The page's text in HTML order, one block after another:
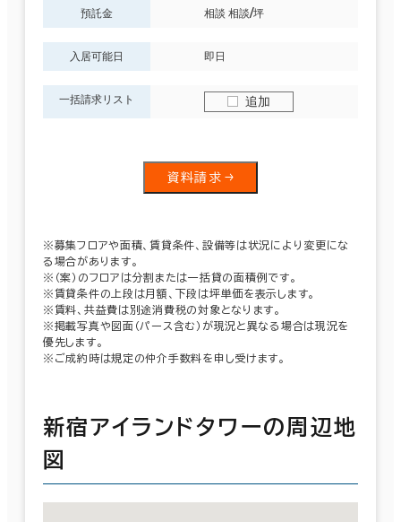
預託金 相談 相談/坪
入居可能日 即日
一括請求リスト 追加
資料請求
※募集フロアや面積、賃貸条件、設備等は状況により変更にな
る場合があります。
※（案）のフロアは分割または一括貸の面積例です。
※賃貸条件の上段は月額、下段は坪単価を表示します。
※賃料、共益費は別途消費税の対象となります。
※掲載写真や図面（パース含む）が現況と異なる場合は現況を
優先します。
※ご成約時は規定の仲介手数料を申し受けます。
新宿アイランドタワーの周辺地
図